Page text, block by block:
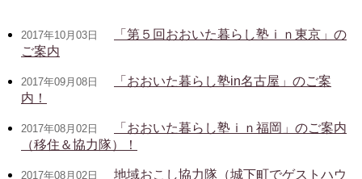
2017年10月03日
「第５回おおいた暮らし塾ｉｎ東京」の
ご案内
2017年09月08日
「おおいた暮らし塾in名古屋」のご案
内！
2017年08月02日
「おおいた暮らし塾ｉｎ福岡」のご案内
（移住＆協力隊）！
2017年08月02日
地域おこし協力隊（城下町でゲストハウ